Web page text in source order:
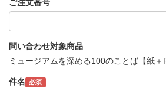
ご注文番号
問い合わせ対象商品
ミュージアムを深める100のことば【紙＋
件名 必須